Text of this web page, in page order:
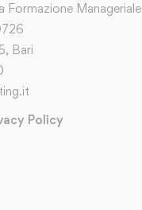
Formazione Manageriale
Bari
Policy